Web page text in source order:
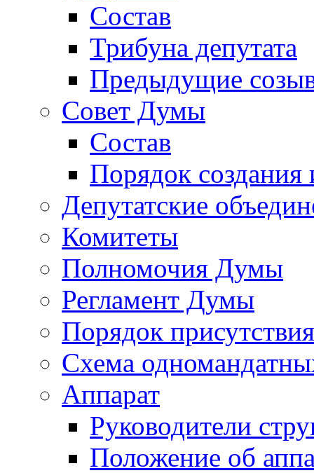
Состав
Трибуна депутата
Предыдущие
Совет Думы
Состав
Порядок создания
Депутатские
Комитеты
Полномочия Думы
Регламент Думы
Порядок
Схема
Аппарат
Руководители
Положение об